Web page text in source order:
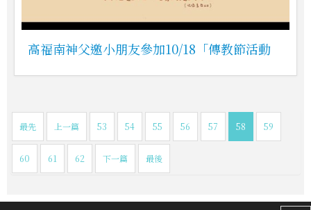
高福南神父邀小朋友參加10/18「傳教節活動
最先 上一篇 53 54 55 56 57 58 59
60 61 62 下一篇 最後